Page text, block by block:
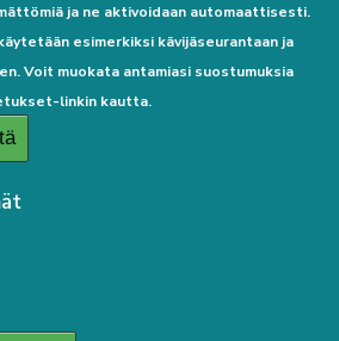
ja ne aktivoidaan automaattisesti.
esimerkiksi kävijäseurantaan ja
Voit muokata antamiasi suostumuksia
linkin kautta.